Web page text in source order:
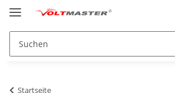
Startseite